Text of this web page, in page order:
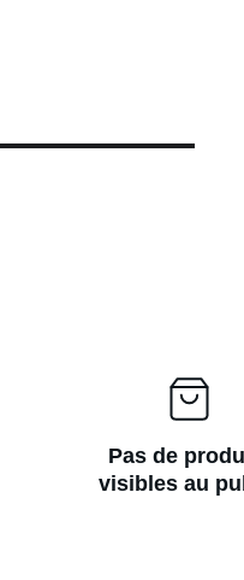
Pas de
visibles au